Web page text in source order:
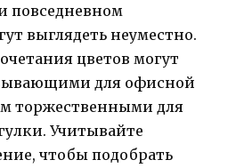
повседневном
выглядеть неуместно.
цветов могут
для офисной
торжественными для
Учитывайте
чтобы подобрать